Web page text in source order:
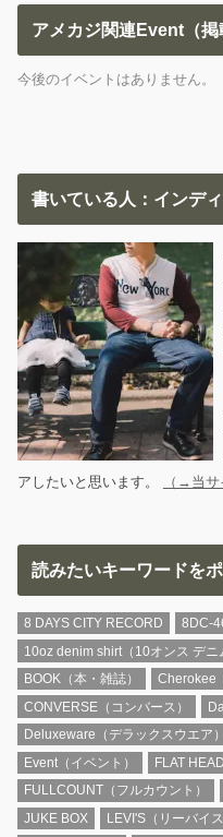
アメカジ関連Event（掲
今後のイベントはありません。
書いている人：インディ
アしたいと思います。
（→当
読みたいキーワードをポ
8 DAYS CITY RECORD
8DC-
10oz denim shirt（10オンス デニ
BOOK（本・雑誌）
Cherokee
CONVERSE（コンバース）
Deluxeware（デラックスウエア）
Event（イベント）
FLAT
FULLCOUNT（フルカウント）
JUKE BOX
LEVI'S（リーバイス